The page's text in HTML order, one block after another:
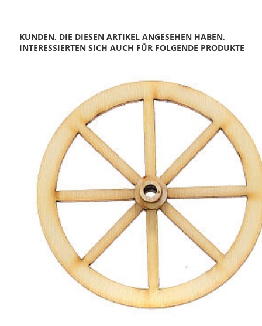
KUNDEN, DIE DIESEN ARTIKEL ANGESEHEN HABEN,
INTERESSIERTEN SICH AUCH FÜR FOLGENDE PRODUKTE